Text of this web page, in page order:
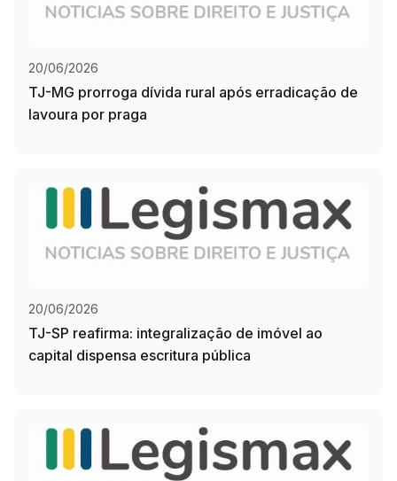
20/06/2026
TJ-MG prorroga dívida rural após erradicação de
lavoura por praga
20/06/2026
TJ-SP reafirma: integralização de imóvel ao
capital dispensa escritura pública